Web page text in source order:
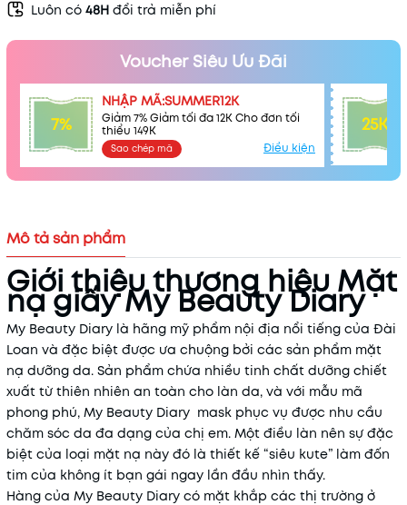
Luôn có 48H đổi trả miễn phí
Voucher Siêu Ưu Đãi
7%
NHẬP MÃ:SUMMER12K
Giảm 7% Giảm tối đa 12K Cho đơn tối
thiểu 149K
Sao chép mã Điều kiện
25K
Mô tả sản phẩm
Giới thiệu thương hiệu Mặt
nạ giấy My Beauty Diary
My Beauty Diary là hãng mỹ phẩm nội địa nổi tiếng của Đài
Loan và đặc biệt được ưa chuộng bởi các sản phẩm mặt
nạ dưỡng da. Sản phẩm chứa nhiều tinh chất dưỡng chiết
xuất từ thiên nhiên an toàn cho làn da, và với mẫu mã
phong phú, My Beauty Diary mask phục vụ được nhu cầu
chăm sóc da đa dạng của chị em. Một điều làn nên sự đặc
biệt của loại mặt nạ này đó là thiết kế “siêu kute” làm đốn
tim của không ít bạn gái ngay lần đầu nhìn thấy.
Hàng của My Beauty Diary có mặt khắp các thị trường ở